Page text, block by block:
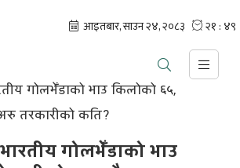
गोलभेँडाको भाउ